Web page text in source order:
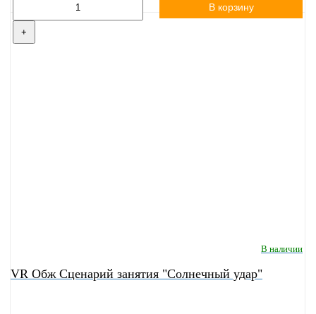
+
В корзину
В наличии
VR Обж Сценарий занятия "Солнечный удар"